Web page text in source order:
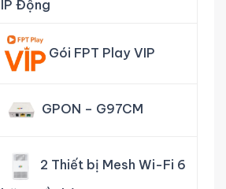
IP Động
Gói FPT Play VIP
GPON – G97CM
2 Thiết bị Mesh Wi-Fi 6